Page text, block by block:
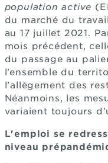
population active
du marché du
au 17 juillet 2021.
mois précédent,
du passage au
l’ensemble du
l’allègement des
Néanmoins, les
variaient toujours
L'emploi se
niveau